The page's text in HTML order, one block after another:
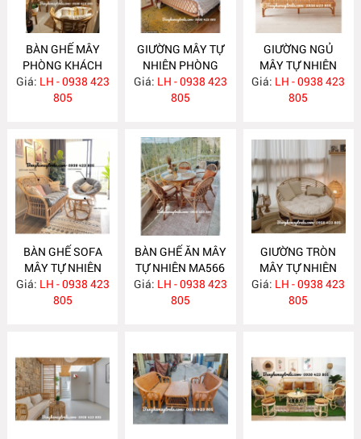
BÀN GHẾ MÂY
PHÒNG KHÁCH
NHỎ GỌN MA585
Giá: LH - 0938 423
805
GIƯỜNG MÂY TỰ
NHIÊN PHÒNG
NGỦ MA584
Giá: LH - 0938 423
805
GIƯỜNG NGỦ
MÂY TỰ NHIÊN
MA583
Giá: LH - 0938 423
805
BÀN GHẾ SOFA
MÂY TỰ NHIÊN
MA568
Giá: LH - 0938 423
805
BÀN GHẾ ĂN MÂY
TỰ NHIÊN MA566
Giá: LH - 0938 423
805
GIƯỜNG TRÒN
MÂY TỰ NHIÊN
MA563
Giá: LH - 0938 423
805